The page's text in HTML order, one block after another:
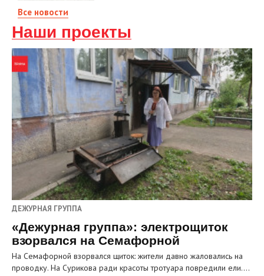
Все новости
Наши проекты
ДЕЖУРНАЯ ГРУППА
«Дежурная группа»: электрощиток
взорвался на Семафорной
На Семафорной взорвался щиток: жители давно жаловались на
проводку. На Сурикова ради красоты тротуара повредили ели.…